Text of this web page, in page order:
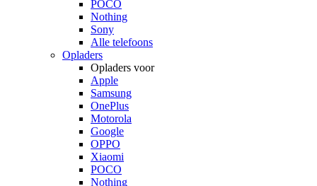
POCO
Nothing
Sony
Alle telefoons
Opladers
Opladers voor
Apple
Samsung
OnePlus
Motorola
Google
OPPO
Xiaomi
POCO
Nothing